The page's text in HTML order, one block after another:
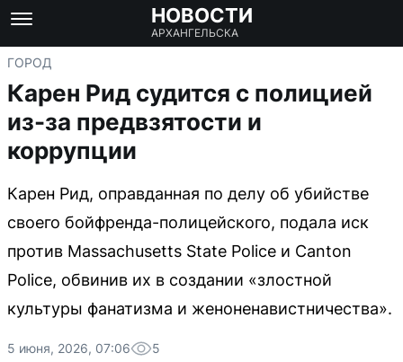
НОВОСТИ
АРХАНГЕЛЬСКА
ГОРОД
Карен Рид судится с полицией
из-за предвзятости и
коррупции
Карен Рид, оправданная по делу об убийстве
своего бойфренда-полицейского, подала иск
против Massachusetts State Police и Canton
Police, обвинив их в создании «злостной
культуры фанатизма и женоненавистничества».
5 июня, 2026, 07:06 5